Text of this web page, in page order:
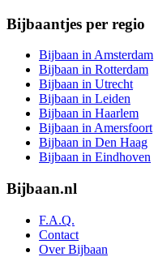
Bijbaantjes per regio
Bijbaan in Amsterdam
Bijbaan in Rotterdam
Bijbaan in Utrecht
Bijbaan in Leiden
Bijbaan in Haarlem
Bijbaan in Amersfoort
Bijbaan in Den Haag
Bijbaan in Eindhoven
Bijbaan.nl
F.A.Q.
Contact
Over Bijbaan